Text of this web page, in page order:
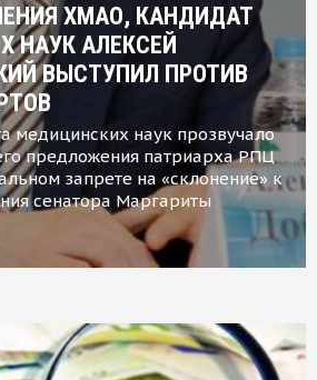
ХМАО, КАНДИДАТ
НАУК АЛЕКСЕЙ
ВЫСТУПИЛ ПРОТИВ
медицинских наук прозвучало
предложения патриарха РПЦ
запрете на «склонение» к
сенатора Маргариты